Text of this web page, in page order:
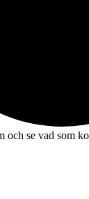
och se vad som